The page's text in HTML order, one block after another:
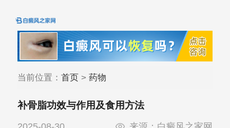
当前位置： 首页> 药物
补骨脂功效与作用及食用方法